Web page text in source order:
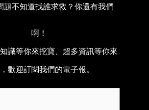
題不知道找誰求救？你還有我們
啊！
識等你來挖寶、超多資訊等你來
歡迎訂閱我們的電子報。